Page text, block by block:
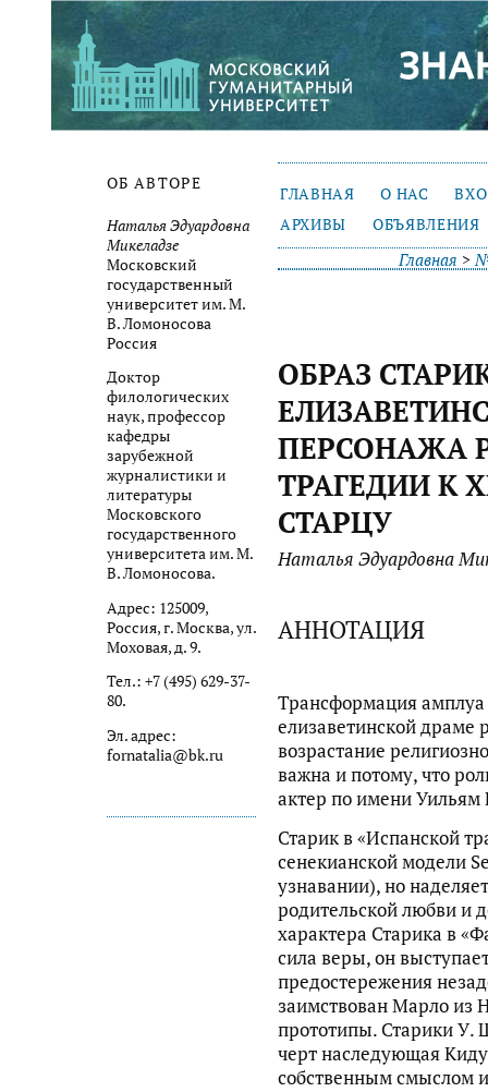
ОБ АВТОРЕ
Наталья Эдуардовна
Микеладзе
Московский
государственный
университет им. М.
В. Ломоносова
Россия
Доктор
филологических
наук, профессор
кафедры
зарубежной
журналистики и
литературы
Московского
государственного
университета им. М.
В. Ломоносова.
Адрес: 125009,
Россия, г. Москва, ул.
Моховая, д. 9.
Тел.: +7 (495) 629-37-
80.
Эл. адрес:
fornatalia@bk.ru
ГЛАВНАЯ О НАС
АРХИВЫ
ОБЪЯВЛЕНИЯ
Главная >
ОБРАЗ
ПЕРСОНАЖА
ТРАГЕДИИ К
СТАРЦУ
Наталья Эдуардовна
АННОТАЦИЯ
Трансформация амплуа
елизаветинской драме
возрастание
важна и потому, что
актер по имени
Старик в «Испанской
сенекианской модели
узнавании), но
родительской любви и
характера Старика в
сила веры, он
предостережения
заимствован Марло из
прототипы. Старики У.
черт наследующая
собственным смыслом